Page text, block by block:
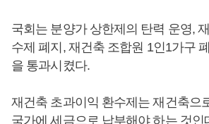
국회는 분양가 상한제의 탄력 운영,
수제 폐지, 재건축 조합원 1인1가구
을 통과시켰다.
재건축 초과이익 환수제는 재건축으
국가에 세금으로 납부해야 하는 것인